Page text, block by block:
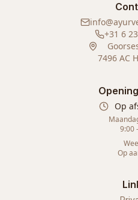
+31 6
7496 AC
Op
9:00
Op